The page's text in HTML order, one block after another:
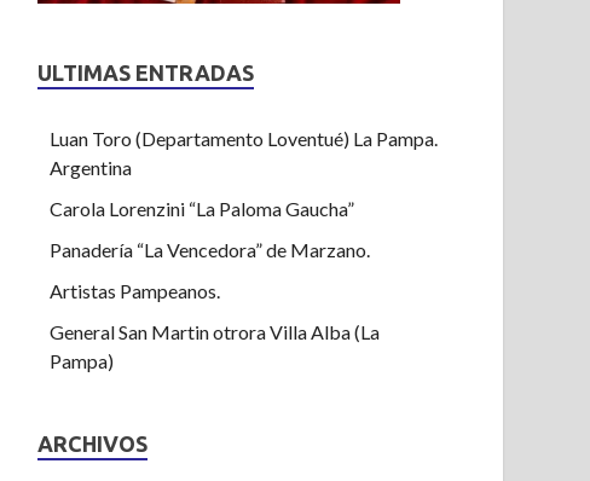
ULTIMAS ENTRADAS
Luan Toro (Departamento Loventué) La Pampa.
Argentina
Carola Lorenzini “La Paloma Gaucha”
Panadería “La Vencedora” de Marzano.
Artistas Pampeanos.
General San Martin otrora Villa Alba (La
Pampa)
ARCHIVOS